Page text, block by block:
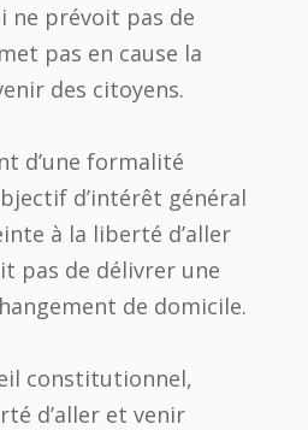
ne prévoit pas de
pas en cause la
des citoyens.
d’une formalité
d’intérêt général
à la liberté d’aller
pas de délivrer une
de domicile.
constitutionnel,
d’aller et venir